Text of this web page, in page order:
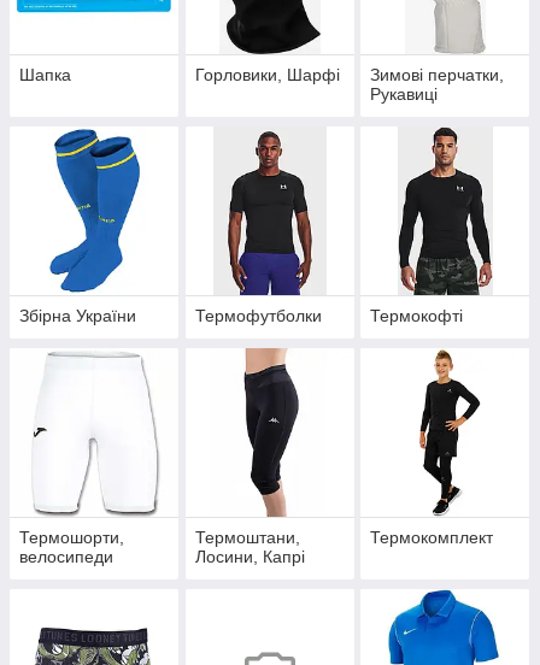
Шапка Горловики, Шарфі
Зимові перчатки,
Рукавиці
Збірна України Термофутболки Термокофті
Термошорти,
велосипеди
Термоштани,
Лосини, Капрі
Термокомплект